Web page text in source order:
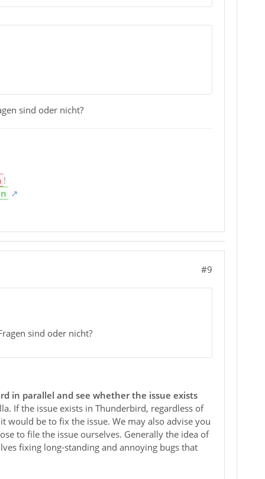
sind oder nicht?
!
#9
sind oder nicht?
in parallel and see whether the issue exists
If the issue exists in Thunderbird, regardless of
would be to fix the issue. We may also advise you
to file the issue ourselves. Generally the idea of
fixing long-standing and annoying bugs that